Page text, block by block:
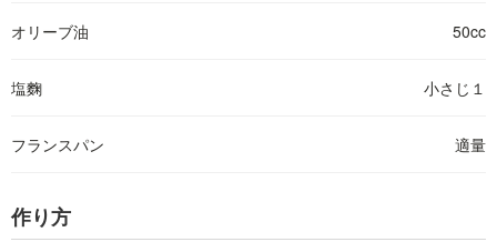
オリーブ油 50cc
塩麴 小さじ１
フランスパン 適量
作り方